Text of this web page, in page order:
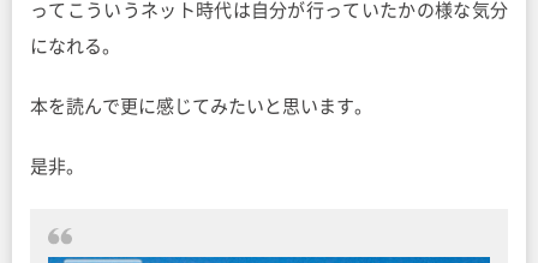
ってこういうネット時代は自分が行っていたかの様な気分
になれる。
本を読んで更に感じてみたいと思います。
是非。